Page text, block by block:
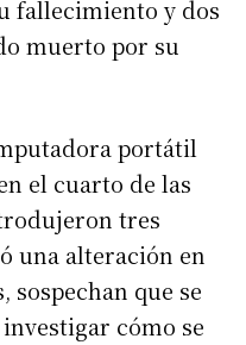
fallecimiento y dos
muerto por su
portátil
el cuarto de las
tres
una alteración en
sospechan que se
cómo se